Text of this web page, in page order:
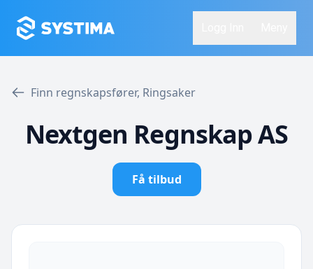
Finn regnskapsfører, Ringsaker
Nextgen Regnskap AS
Få tilbud